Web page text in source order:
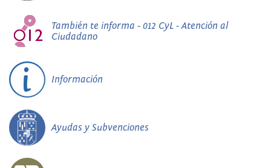
También te informa - 012 CyL - Atención al
Ciudadano
Información
Ayudas y Subvenciones